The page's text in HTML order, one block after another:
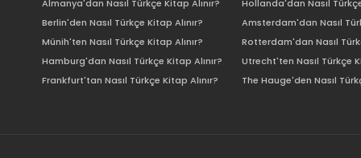
Almanya'dan Nasıl Türkçe Kitap Alınır?
Berlin'den Nasıl Türkçe Kitap Alınır?
Münih'ten Nasıl Türkçe Kitap Alınır?
Hamburg'dan Nasıl Türkçe Kitap Alınır?
Frankfurt'tan Nasıl Türkçe Kitap Alınır?
Hollanda'dan Nasıl
Amsterdam'dan Nasıl
Rotterdam'dan Nasıl
Utrecht'ten Nasıl Türkçe
The Hauge'den Nasıl